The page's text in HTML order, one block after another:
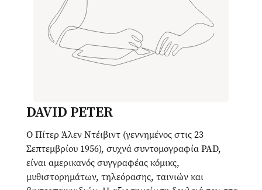
DAVID PETER
Ο Πίτερ Άλεν Ντέιβιντ (γεννημένος στις 23
Σεπτεμβρίου 1956), συχνά συντομογραφία PAD,
είναι αμερικανός συγγραφέας κόμικς,
μυθιστορημάτων, τηλεόρασης, ταινιών και